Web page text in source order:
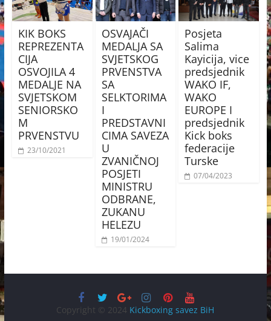
KIK BOKS
REPREZENTA
CIJA
OSVOJILA 4
MEDALJE NA
SVJETSKOM
SENIORSKO
M
PRVENSTVU
23/10/2021
OSVAJAČI
MEDALJA SA
SVJETSKOG
PRVENSTVA
SA
SELKTORIMA
I
PREDSTAVNI
CIMA SAVEZA
U
ZVANIČNOJ
POSJETI
MINISTRU
ODBRANE,
ZUKANU
HELEZU
19/01/2024
Posjeta
Salima
Kayicija, vice
predsjednik
WAKO IF,
WAKO
EUROPE I
predsjednik
Kick boks
federacije
Turske
07/04/2023
Copyright © 2024 Kickboxing savez BiH